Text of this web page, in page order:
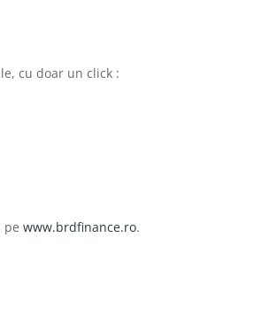
cu doar un click :
pe www.brdfinance.ro.